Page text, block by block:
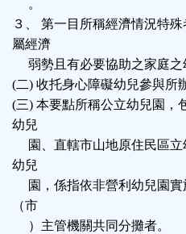
。
３、 第一目所稱經濟情況特
屬經濟
弱勢且有必要協助之家庭之
(二) 收托身心障礙幼兒參與所
(三) 本要點所稱公立幼兒園，
幼兒
園、直轄市山地原住民區立
幼兒
園，係指依非營利幼兒園實
（市
）主管機關共同分攤者。